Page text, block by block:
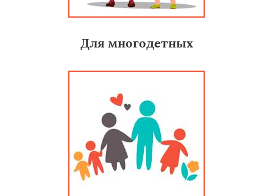
Для многодетных